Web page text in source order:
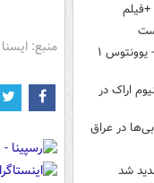
دیدار دوستانه اما جدی؛ اینتر ۲- یوونتوس ۱
اراک در
شد
منبع: ایسنا